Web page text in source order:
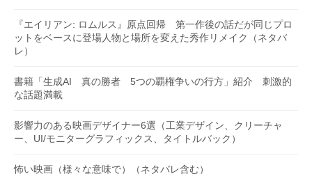
『エイリアン: ロムルス』原点回帰 第一作後の話だが同じプロ
ットをベースに登場人物と場所を変えた秀作リメイク（ネタバ
レ）
書籍「生成AI 真の勝者 5つの覇権争いの行方」紹介 刺激的
な話題満載
影響力のある映画デザイナー6選（工業デザイン、クリーチャ
ー、UI/モニターグラフィックス、タイトルバック）
怖い映画（様々な意味で）（ネタバレ含む）